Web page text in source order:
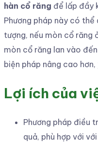
hàn cổ răng để lấp đầy
Phương pháp này có
tượng, nếu mòn cổ răng
mòn cổ răng lan vào
biện pháp nâng cao
Lợi ích của
Phương pháp điều
quả, phù hợp với